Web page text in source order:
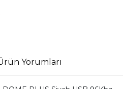
Yorumları